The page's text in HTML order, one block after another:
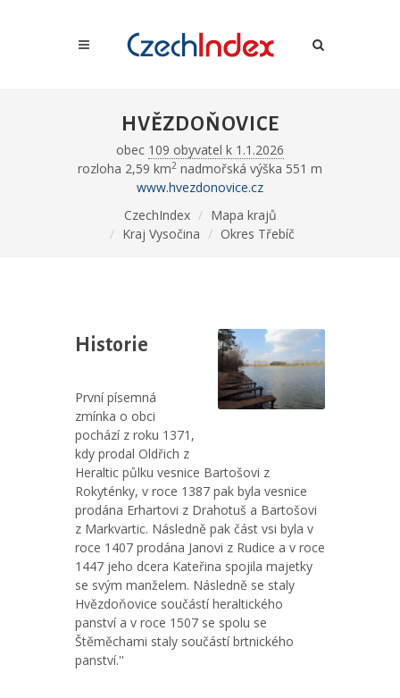
HVĚZDOŇOVICE
obec 109 obyvatel k 1.1.2026
rozloha 2,59 km2 nadmořská výška 551 m
www.hvezdonovice.cz
CzechIndex
Mapa krajů
Kraj Vysočina
Okres Třebíč
Historie
První písemná
zmínka o obci
pochází z roku 1371,
kdy prodal Oldřich z
Heraltic půlku vesnice Bartošovi z
Rokyténky, v roce 1387 pak byla vesnice
prodána Erhartovi z Drahotuš a Bartošovi
z Markvartic. Následně pak část vsi byla v
roce 1407 prodána Janovi z Rudice a v roce
1447 jeho dcera Kateřina spojila majetky
se svým manželem. Následně se staly
Hvězdoňovice součástí heraltického
panství a v roce 1507 se spolu se
Štěměchami staly součástí brtnického
panství.''